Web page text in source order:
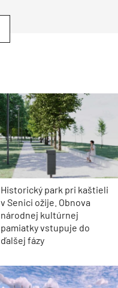
Historický park pri kaštieli
v Senici ožije. Obnova
národnej kultúrnej
pamiatky vstupuje do
ďalšej fázy